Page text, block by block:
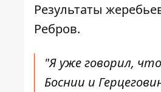
Результаты
Ребров.
"Я уже говорил,
Боснии и